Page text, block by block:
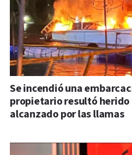
Se incendió una
propietario resultó herido
alcanzado por las llamas